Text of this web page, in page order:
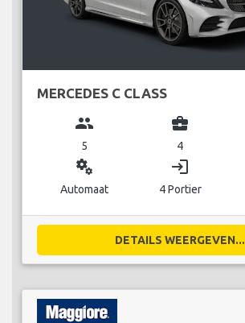
MERCEDES C CLASS
group
5
business_center
4
miscellaneous_services
Automaat
login
4 Portier
DETAILS WEERGEVEN...